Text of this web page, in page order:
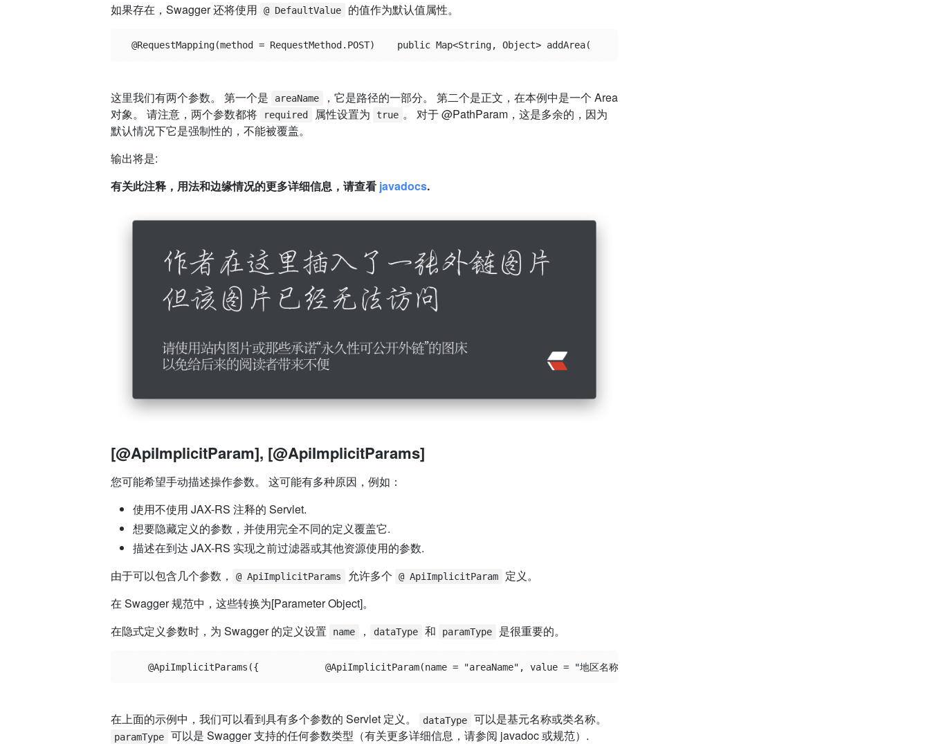
如果存在，Swagger 还将使用
@ DefaultValue 的值作为默认值属性。
@RequestMapping(method = RequestMethod.POST)    public Map<String, Object> addArea(           @ApiParam(value = "地区名称",required = true)
这里我们有两个参数。 第一个是 areaName
，它是路径的一部分。 第二个是正文，在本例中是一个 Area
对象。 请注意，两个参数都将
required 属性设置为 true 。 对于 @PathParam，这是多余的，因为
默认情况下它是强制性的，不能被覆盖。
输出将是:
有关此注释，用法和边缘情况的更多详细信息，请查看 javadocs.
[@ApiImplicitParam], [@ApiImplicitParams]
您可能希望手动描述操作参数。 这可能有多种原因，例如：
使用不使用 JAX-RS 注释的 Servlet.
想要隐藏定义的参数，并使用完全不同的定义覆盖它.
描述在到达 JAX-RS 实现之前过滤器或其他资源使用的参数.
由于可以包含几个参数，
@ ApiImplicitParams 允许多个 @ ApiImplicitParam
定义。
在 Swagger 规范中，这些转换为[Parameter Object]。
在隐式定义参数时，为 Swagger 的定义设置
name ， dataType 和 paramType 是很重要的。
@ApiImplicitParams({            @ApiImplicitParam(name = "areaName", value = "地区名称", required = true, dataType = "string", paramType =
在上面的示例中，我们可以看到具有多个参数的 Servlet 定义。 dataType 可以是基元名称或类名称。
paramType 可以是 Swagger 支持的任何参数类型（有关更多详细信息，请参阅 javadoc 或规范）.